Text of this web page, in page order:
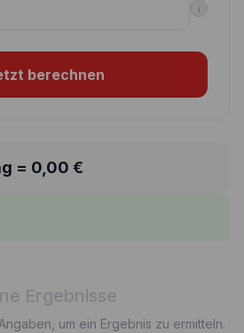
i
berechnen
= 0,00 €
Ergebnisse
um ein Ergebnis zu ermitteln.